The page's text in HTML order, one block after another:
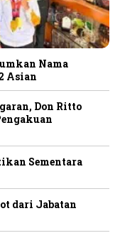
Nama
Asian
Don Ritto
Sementara
dari Jabatan